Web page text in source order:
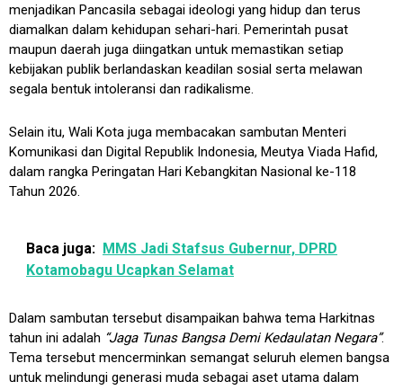
menjadikan Pancasila sebagai ideologi yang hidup dan terus
diamalkan dalam kehidupan sehari-hari. Pemerintah pusat
maupun daerah juga diingatkan untuk memastikan setiap
kebijakan publik berlandaskan keadilan sosial serta melawan
segala bentuk intoleransi dan radikalisme.
Selain itu, Wali Kota juga membacakan sambutan Menteri
Komunikasi dan Digital Republik Indonesia, Meutya Viada Hafid,
dalam rangka Peringatan Hari Kebangkitan Nasional ke-118
Tahun 2026.
Baca juga: MMS Jadi Stafsus Gubernur, DPRD
Kotamobagu Ucapkan Selamat
Dalam sambutan tersebut disampaikan bahwa tema Harkitnas
tahun ini adalah “Jaga Tunas Bangsa Demi Kedaulatan Negara”.
Tema tersebut mencerminkan semangat seluruh elemen bangsa
untuk melindungi generasi muda sebagai aset utama dalam